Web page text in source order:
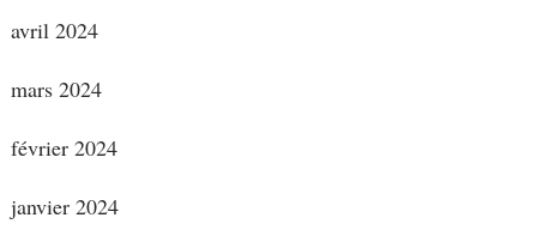
avril 2024
mars 2024
février 2024
janvier 2024